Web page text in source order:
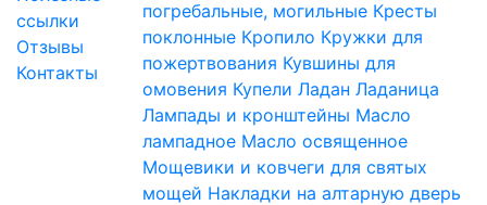
ссылки
Отзывы
Контакты
погребальные, могильные Кресты
поклонные Кропило Кружки для
пожертвования Кувшины для
омовения Купели Ладан Ладаница
Лампады и кронштейны Масло
лампадное Масло освященное
Мощевики и ковчеги для святых
мощей Накладки на алтарную дверь